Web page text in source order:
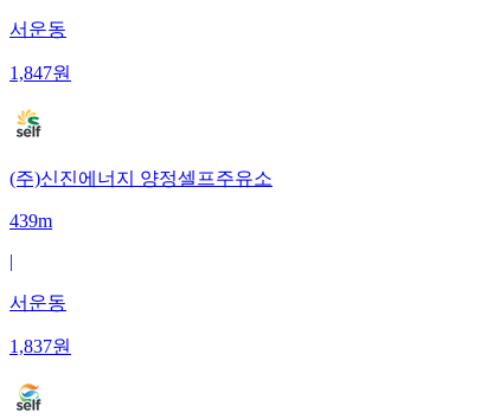
서운동
1,847원
(주)신진에너지 양정셀프주유소
439m
|
서운동
1,837원